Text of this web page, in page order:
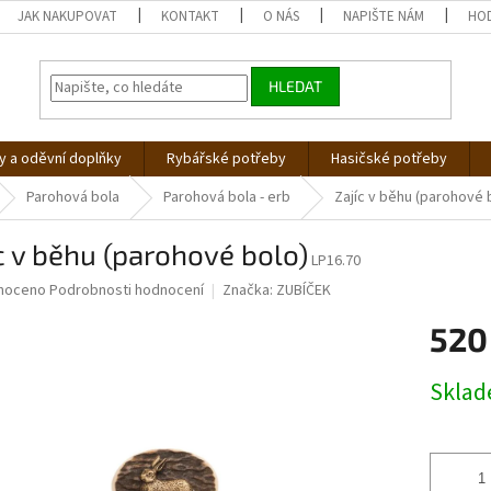
JAK NAKUPOVAT KONTAKT O NÁS NAPIŠTE NÁM
HLEDAT
a oděvní doplňky Rybářské potřeby Hasičské potřeby
Parohová bola Parohová bola - erb Zajíc v běhu (parohové
v běhu (parohové bolo) LP16.70
Podrobnosti hodnocení Značka: ZUBÍČEK
cena: